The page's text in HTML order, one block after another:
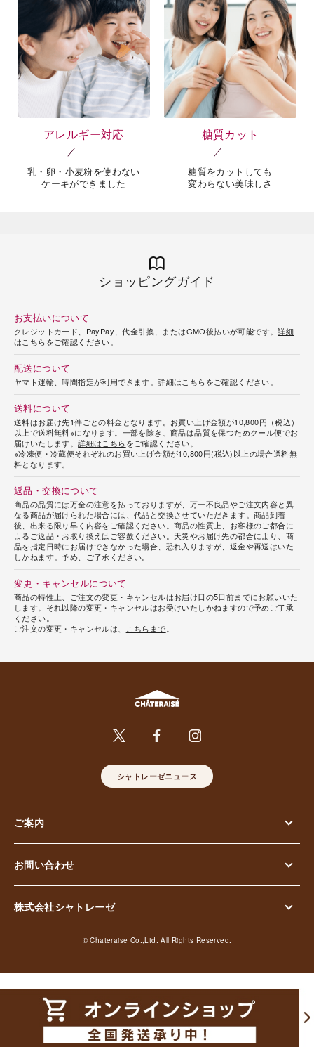
アレルギー対応
乳・卵・小麦粉を使わない
ケーキができました
糖質カット
糖質をカットしても
変わらない美味しさ
ショッピングガイド
お支払いについて
クレジットカード、PayPay、代金引換、またはGMO後払いが可能です。詳細
はこちらをご確認ください。
配送について
ヤマト運輸、時間指定が利用できます。詳細はこちらをご確認ください。
送料について
送料はお届け先1件ごとの料金となります。お買い上げ金額が10,800円（税込）
以上で送料無料※になります。一部を除き、商品は品質を保つためクール便でお
届けいたします。詳細はこちらをご確認ください。
※冷凍便・冷蔵便それぞれのお買い上げ金額が10,800円(税込)以上の場合送料無
料となります。
返品・交換について
商品の品質には万全の注意を払っておりますが、万一不良品やご注文内容と異
なる商品が届けられた場合には、代品と交換させていただきます。商品到着
後、出来る限り早く内容をご確認ください。商品の性質上、お客様のご都合に
よるご返品・お取り換えはご容赦ください。天災やお届け先の都合により、商
品を指定日時にお届けできなかった場合、恐れ入りますが、返金や再送はいた
しかねます。予め、ご了承ください。
変更・キャンセルについて
商品の特性上、ご注文の変更・キャンセルはお届け日の5日前までにお願いいた
します。それ以降の変更・キャンセルはお受けいたしかねますので予めご了承
ください。
ご注文の変更・キャンセルは、
こちらまで
シャトレーゼニュース
ご案内
お問い合わせ
株式会社シャトレーゼ
© Chateraise Co.,Ltd. All Rights Reserved.